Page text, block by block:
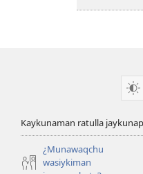
Kaykunaman ratulla
¿Munawaqchu
wasiykiman